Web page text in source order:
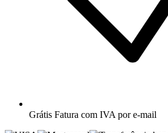
Grátis Fatura com IVA por e-mail